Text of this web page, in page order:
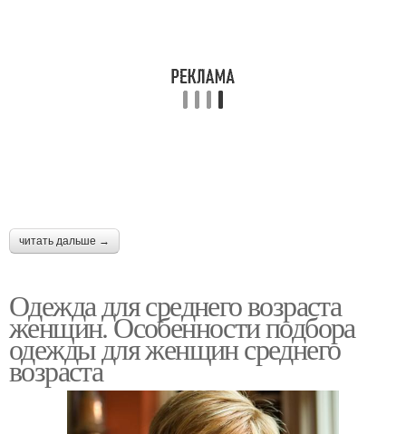
читать дальше →
Одежда для среднего возраста
женщин. Особенности подбора
одежды для женщин среднего
возраста